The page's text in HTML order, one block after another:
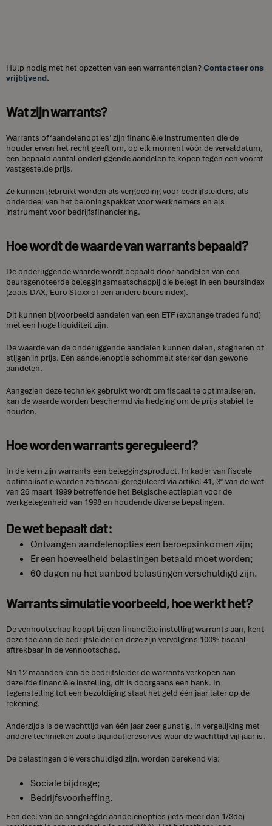
Hulp nodig met het opzetten van een warrantenplan?Contacteer ons
vrijbljvend.
Wat zijn warrants?
Warrants of ‘aandelenopties’ zijn financiële instrumenten die de
houder ervan het recht geeft om, op elk moment vóór de vervaldatum,
een bepaald aantal onderliggende aandelen te kopen tegen een vooraf
vastgestelde prijs.
Ze kunnen gebruikt worden als vergoeding voor bedrijfsleiders, als
onderdeel van het beloningspakket voor werknemers en als
instrument voor bedrijfsfinanciering.
Hoe wordt de waarde van warrants bepaald?
De onderliggende waarde wordt bepaald door aandelen van een
beursgenoteerde beleggingsmaatschappij die belegt in een beursindex
(zoals DAX, Euro Stoxx of een andere beursindex).
Dit kunnen bijvoorbeeld aandelen van een ETF (exchange traded fund)
met een hoge liquiditeit zijn.
De waarde van de onderliggende aandelen kunnen dalen, stagneren of
stijgen in prijs. Een aandelenoptie schommelt sterker dan gewone
aandelen.
Aangezien deze techniek gebruikt wordt om fiscaal te optimaliseren,
kan de waarde worden beschermd via hedging om de prijs stabiel te
houden.
Hoe worden warrants gereguleerd?
In de kern zijn warrants een beleggingsproduct. In kader van fiscale
optimalisatie worden ze fiscaal gereguleerd via artikel 41, 3° van de wet
van 26 maart 1999 betreffende het Belgische actieplan voor de
werkgelegenheid van 1998 en houdende diverse bepalingen.
De wet bepaalt dat:
Ontvangen aandelenopties een beroepsinkomen zijn;
Er een hoeveelheid belastingen betaald moet worden;
60 dagen na het aanbod belastingen verschuldigd zijn.
Warrants simulatie voorbeeld, hoe werkt het?
De vennootschap koopt bij een financiële instelling warrants aan, kent
deze toe aan de bedrijfsleider en deze zijn vervolgens 100% fiscaal
aftrekbaar in de vennootschap.
Na 12 maanden kan de bedrijfsleider de warrants verkopen aan
dezelfde financiële instelling, dit is doorgaans een bank. In
tegenstelling tot een bezoldiging staat het geld één jaar later op de
rekening.
Anderzijds is de wachttijd van één jaar zeer gunstig, in vergelijking met
andere technieken zoals liquidatiereserves waar de wachttijd vijf jaar is.
De belastingen die verschuldigd zijn, worden berekend via:
Sociale bijdrage;
Bedrijfsvoorheffing.
Een deel van de aangelegde aandelenopties (iets meer dan 1/3de)